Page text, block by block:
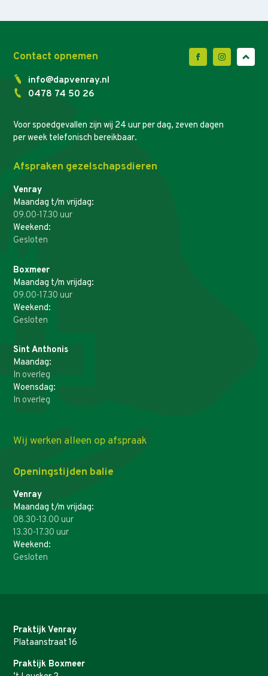
Contact opnemen
info@dapvenray.nl
0478 74 50 26
Voor spoedgevallen zijn wij 24 uur per dag, zeven dagen
per week telefonisch bereikbaar.
Afspraken gezelschapsdieren
Venray
Maandag t/m vrijdag:
09.00-17.30 uur
Weekend:
Gesloten
Boxmeer
Maandag t/m vrijdag:
09.00-17.30 uur
Weekend:
Gesloten
Sint Anthonis
Maandag:
In overleg
Woensdag:
In overleg
Wij werken alleen op afspraak
Openingstijden balie
Venray
Maandag t/m vrijdag:
08.30-13.00 uur
13.30-17.30 uur
Weekend:
Gesloten
Praktijk Venray
Plataanstraat 16
Praktijk Boxmeer